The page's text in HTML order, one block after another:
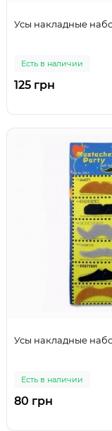
Усы накладные
Есть в наличии
125 грн
Усы накладные
Есть в наличии
80 грн